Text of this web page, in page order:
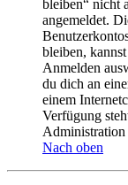
bleiben“ nicht
angemeldet.
bleiben,
Anmelden
du dich an
einem
Verfügung
Administration
Nach oben